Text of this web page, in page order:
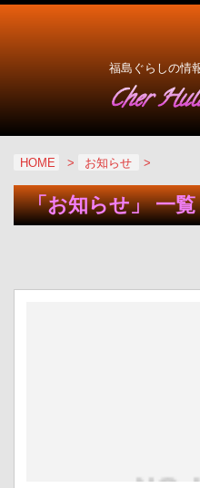
福島ぐらしの情
HOME > お知らせ >
「お知らせ」 一覧